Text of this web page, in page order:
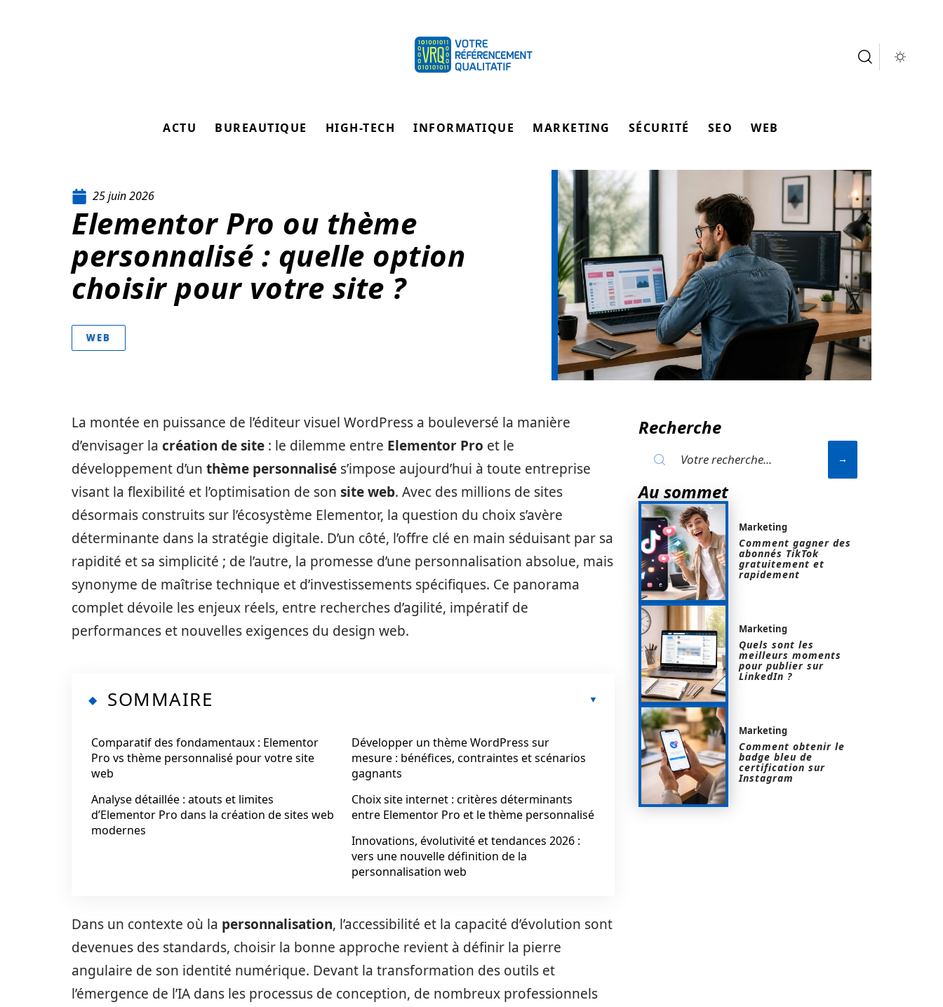
ACTU BUREAUTIQUE HIGH-TECH INFORMATIQUE MARKETING SÉCURITÉ SEO WEB
25 juin 2026
Elementor Pro ou thème
personnalisé : quelle option
choisir pour votre site ?
WEB
La montée en puissance de l’éditeur visuel WordPress a bouleversé la manière
d’envisager la création de site : le dilemme entre Elementor Pro et le
développement d’un thème personnalisé s’impose aujourd’hui à toute entreprise
visant la flexibilité et l’optimisation de son site web. Avec des millions de sites
désormais construits sur l’écosystème Elementor, la question du choix s’avère
déterminante dans la stratégie digitale. D’un côté, l’offre clé en main séduisant par sa
rapidité et sa simplicité ; de l’autre, la promesse d’une personnalisation absolue, mais
synonyme de maîtrise technique et d’investissements spécifiques. Ce panorama
complet dévoile les enjeux réels, entre recherches d’agilité, impératif de
performances et nouvelles exigences du design web.
SOMMAIRE
Comparatif des fondamentaux : Elementor
Pro vs thème personnalisé pour votre site
web
Analyse détaillée : atouts et limites
d’Elementor Pro dans la création de sites web
modernes
Développer un thème WordPress sur
mesure : bénéfices, contraintes et scénarios
gagnants
Choix site internet : critères déterminants
entre Elementor Pro et le thème personnalisé
Innovations, évolutivité et tendances 2026 :
vers une nouvelle définition de la
personnalisation web
Dans un contexte où la personnalisation, l’accessibilité et la capacité d’évolution sont
devenues des standards, choisir la bonne approche revient à définir la pierre
angulaire de son identité numérique. Devant la transformation des outils et
l’émergence de l’IA dans les processus de conception, de nombreux professionnels
Recherche
Au sommet
Marketing
Comment gagner des
abonnés TikTok
gratuitement et
rapidement
Marketing
Quels sont les
meilleurs moments
pour publier sur
LinkedIn ?
Marketing
Comment obtenir le
badge bleu de
certification sur
Instagram